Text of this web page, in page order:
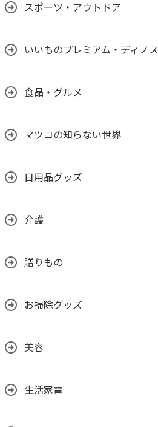
スポーツ・アウトドア
いいものプレミアム・ディノス
食品・グルメ
マツコの知らない世界
日用品グッズ
介護
贈りもの
お掃除グッズ
美容
生活家電